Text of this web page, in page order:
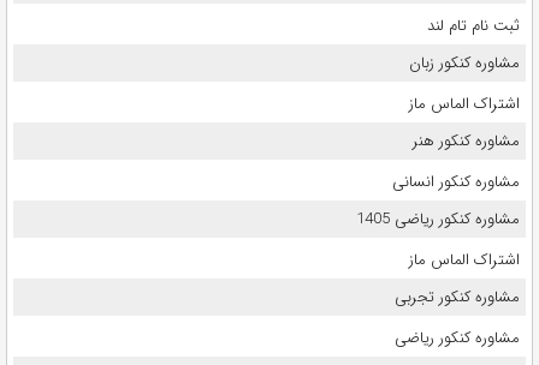
ثبت نام تام لند
مشاوره کنکور زبان
اشتراک الماس ماز
مشاوره کنکور هنر
مشاوره کنکور انسانی
مشاوره کنکور ریاضی 1405
اشتراک الماس ماز
مشاوره کنکور تجربی
مشاوره کنکور ریاضی